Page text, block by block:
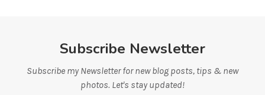
Subscribe Newsletter
Subscribe my Newsletter for new blog posts, tips & new
photos. Let's stay updated!